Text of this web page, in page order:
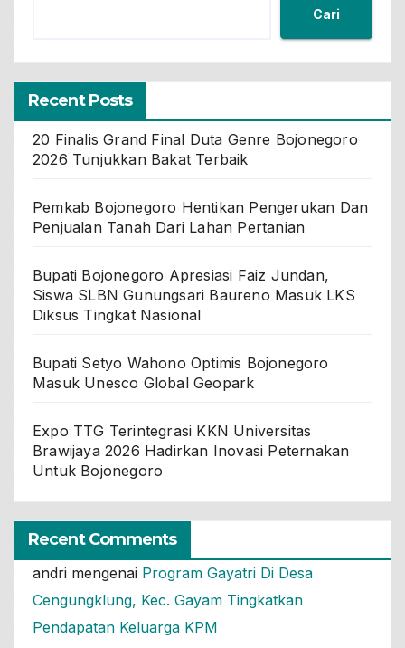
Cari
Recent Posts
20 Finalis Grand Final Duta Genre Bojonegoro
2026 Tunjukkan Bakat Terbaik
Pemkab Bojonegoro Hentikan Pengerukan Dan
Penjualan Tanah Dari Lahan Pertanian
Bupati Bojonegoro Apresiasi Faiz Jundan,
Siswa SLBN Gunungsari Baureno Masuk LKS
Diksus Tingkat Nasional
Bupati Setyo Wahono Optimis Bojonegoro
Masuk Unesco Global Geopark
Expo TTG Terintegrasi KKN Universitas
Brawijaya 2026 Hadirkan Inovasi Peternakan
Untuk Bojonegoro
Recent Comments
andri mengenai Program Gayatri Di Desa
Cengungklung, Kec. Gayam Tingkatkan
Pendapatan Keluarga KPM